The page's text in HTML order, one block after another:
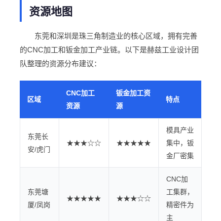
资源地图
东莞和深圳是珠三角制造业的核心区域，拥有完善
的CNC加工和钣金加工产业链。以下是赫兹工业设计团
队整理的资源分布建议：
区域
CNC加工
资源
钣金加工资
源
特点
东莞长
安/虎门
★★★☆☆ ★★★★★
模具产业
集中，钣
金厂密集
东莞塘
厦/凤岗
★★★★★ ★★★☆☆
CNC加
工集群，
精密件为
主